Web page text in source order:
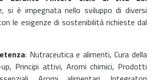
si è impegnata nello sviluppo di diversi
le esigenze di sostenibilità richieste dal
: Nutraceutica e alimenti, Cura della
Principi attivi, Aromi chimici, Prodotti